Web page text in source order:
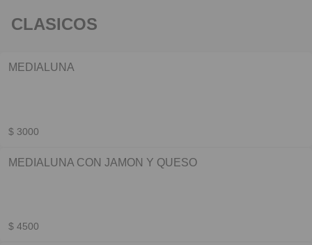
CLASICOS
MEDIALUNA
$ 3000
MEDIALUNA CON JAMON Y QUESO
$ 4500